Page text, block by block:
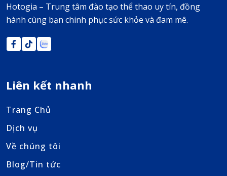
Hotogia – Trung tâm đào tạo thể thao uy tín, đồng
hành cùng bạn chinh phục sức khỏe và đam mê.
Liên kết nhanh
Trang Chủ
Dịch vụ
Về chúng tôi
Blog/Tin tức